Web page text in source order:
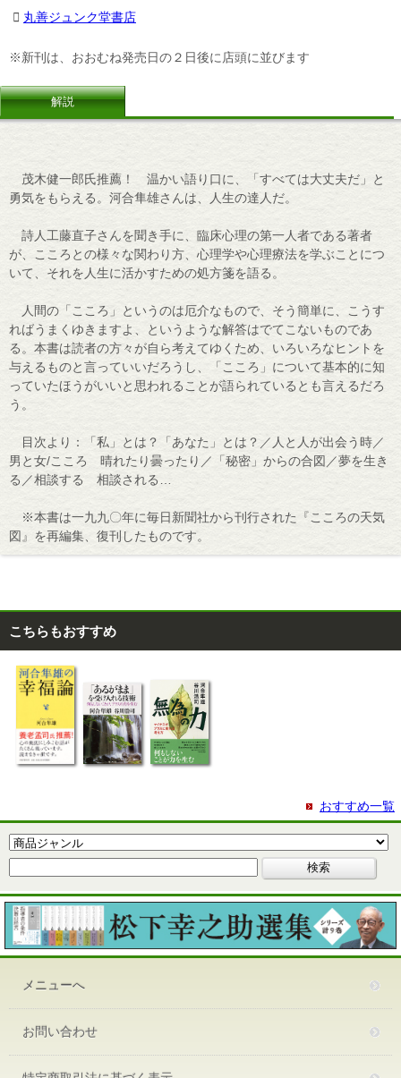
丸善ジュンク堂書店
※新刊は、おおむね発売日の２日後に店頭に並びます
解説
茂木健一郎氏推薦！ 温かい語り口に、「すべては大丈夫だ」と
勇気をもらえる。河合隼雄さんは、人生の達人だ。
詩人工藤直子さんを聞き手に、臨床心理の第一人者である著者
が、こころとの様々な関わり方、心理学や心理療法を学ぶことにつ
いて、それを人生に活かすための処方箋を語る。
人間の「こころ」というのは厄介なもので、そう簡単に、こうす
ればうまくゆきますよ、というような解答はでてこないものであ
る。本書は読者の方々が自ら考えてゆくため、いろいろなヒントを
与えるものと言っていいだろうし、「こころ」について基本的に知
っていたほうがいいと思われることが語られているとも言えるだろ
う。
目次より：「私」とは？「あなた」とは？／人と人が出会う時／
男と女/こころ 晴れたり曇ったり／「秘密」からの合図／夢を生き
る／相談する 相談される…
※本書は一九九〇年に毎日新聞社から刊行された『こころの天気
図』を再編集、復刊したものです。
こちらもおすすめ
おすすめ一覧
メニューへ
お問い合わせ